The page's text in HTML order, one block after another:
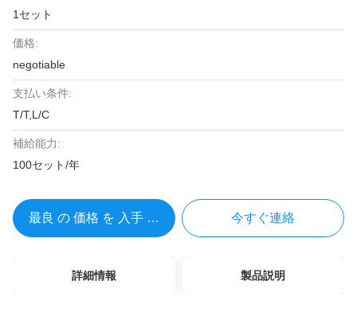
1セット
価格:
negotiable
支払い条件:
T/T,L/C
補給能力:
100セット/年
最良 の 価格 を 入手 する 今すぐ連絡
詳細情報 製品説明